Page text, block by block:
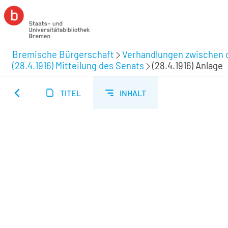
Bremische Bürgerschaft
Verhandlungen
(28.4.1916) Mitteilung des Senats
(28.4.1916) Anlage
TITEL INHALT